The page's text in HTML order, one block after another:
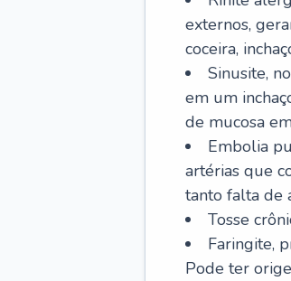
externos,
coceira,
Sinusite,
em um
de mucosa
Embolia
artérias que
tanto falta de
Tosse
Faringite,
Pode ter